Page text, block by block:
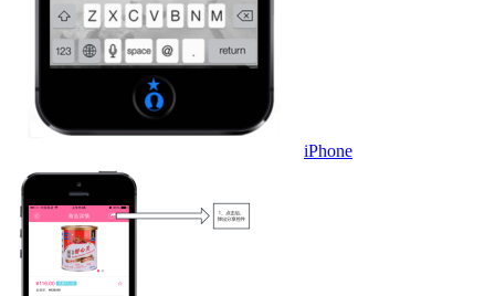
iPhone